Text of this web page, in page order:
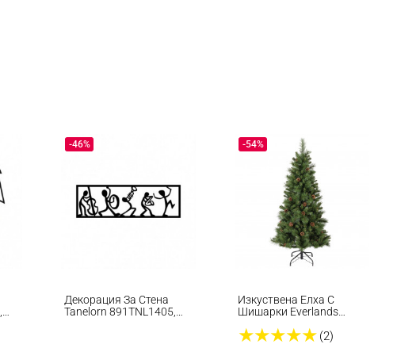
Декорация За Стена
Tanelorn 891TNL1405,
-46%
Изкуствена Елха С
Шишарки Everlands
446 Клони, Метална
★★★★★(2)
-54%